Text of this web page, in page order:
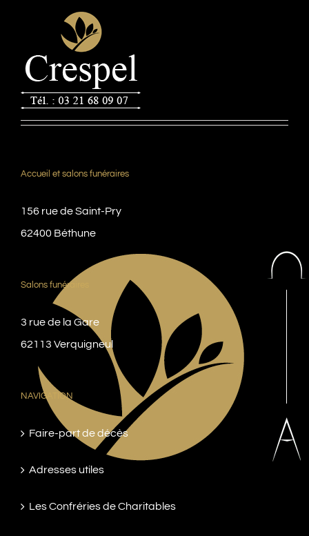
Accueil et salons funéraires
156 rue de Saint-Pry
62400 Béthune
Salons funéraires
3 rue de la Gare
62113 Verquigneul
NAVIGATION
Faire-part de décès
Adresses utiles
Les Confréries de Charitables